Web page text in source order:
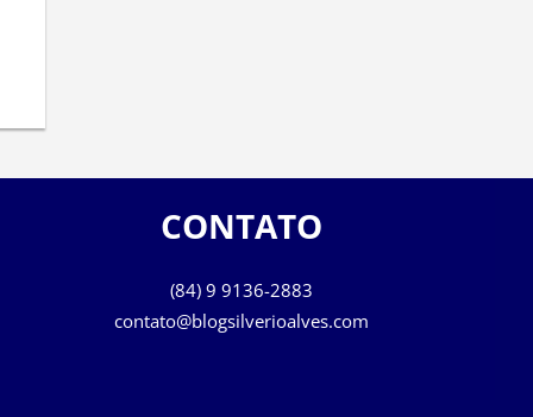
CONTATO
(84) 9 9136-2883
contato@blogsilverioalves.com